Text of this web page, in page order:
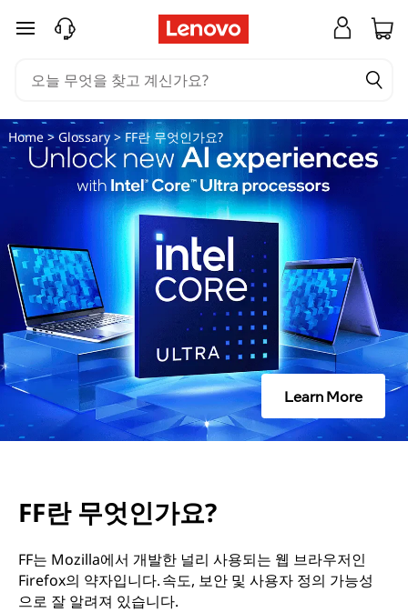
e
f
x
를
사
용
하
어
떤
이
주요 콘텐츠로 건너뛰기
Home> Glossary> FF란 무엇인가요?
Learn More
FF란 무엇인가요?
FF는 Mozilla에서 개발한 널리 사용되는 웹 브라우저인
Firefox의 약자입니다. 속도, 보안 및 사용자 정의 가능성
으로 잘 알려져 있습니다.